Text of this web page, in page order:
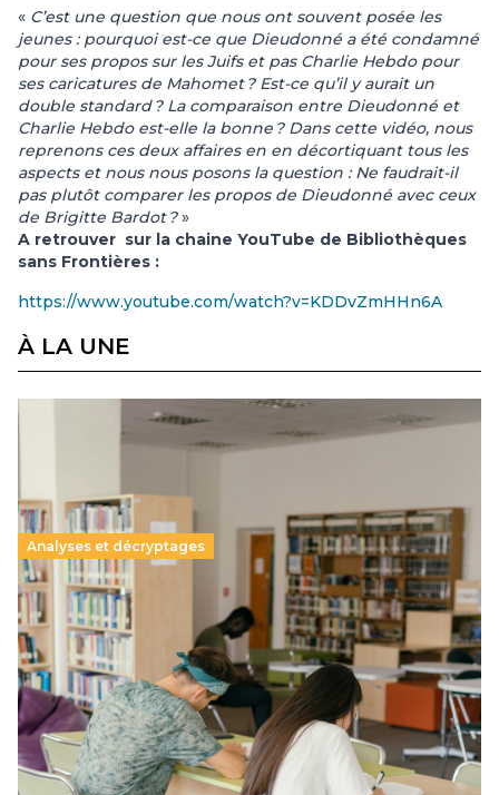
« C’est une question que nous ont souvent posée les
jeunes : pourquoi est-ce que Dieudonné a été condamné
pour ses propos sur les Juifs et pas Charlie Hebdo pour
ses caricatures de Mahomet ? Est-ce qu’il y aurait un
double standard ? La comparaison entre Dieudonné et
Charlie Hebdo est-elle la bonne ? Dans cette vidéo, nous
reprenons ces deux affaires en en décortiquant tous les
aspects et nous nous posons la question : Ne faudrait-il
pas plutôt comparer les propos de Dieudonné avec ceux
de Brigitte Bardot ?»
A retrouver sur la chaine YouTube de Bibliothèques
sans Frontières :
https://www.youtube.com/watch?v=KDDvZmHHn6A
À LA UNE
Analyses et décryptages
Supérieur privé : une dérive qui met à mal la
promesse républicaine
11 juillet 2026-
Le projet de loi sur la régulation de l’enseignement
supérieur privé met en lumière l’amplification d’un système
qui relègue l’acte pédagogique au superfétatoire, voire à…
Lire la suite →